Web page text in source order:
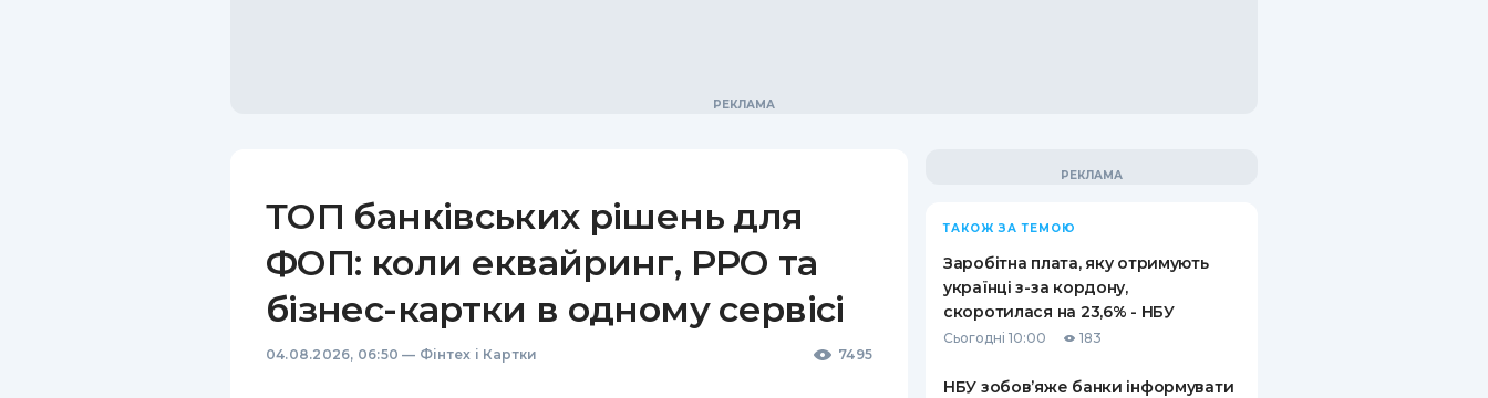
ТОП банківських рішень для
ФОП: коли еквайринг, РРО та
бізнес-картки в одному сервісі
04.08.2026, 06:50 — Фінтех і Картки 7495
ТАКОЖ ЗА ТЕМОЮ
Заробітна плата, яку отримують
українці з-за кордону,
скоротилася на 23,6% - НБУ
Сьогодні 10:00 183
НБУ зобов’яже банки інформувати